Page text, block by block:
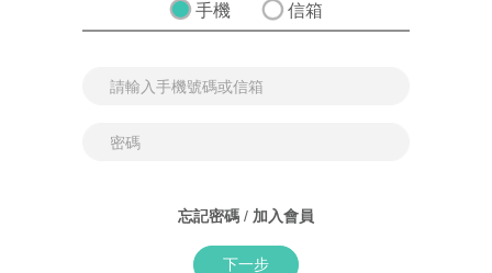
手機 信箱
忘記密碼 / 加入會員
下一步